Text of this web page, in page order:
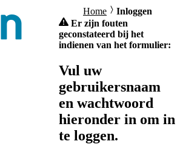
Home
Inloggen
Er zijn fouten
geconstateerd bij het
indienen van het formulier:
Vul uw
gebruikersnaam
en wachtwoord
hieronder in om in
te loggen.